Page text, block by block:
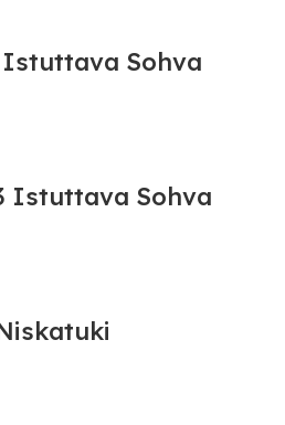
Istuttava Sohva
Istuttava Sohva